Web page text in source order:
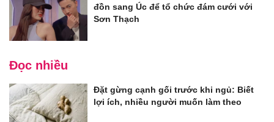
đồn sang Úc để tổ chức đám cưới với
Sơn Thạch
Đọc nhiều
Đặt gừng cạnh gối trước khi ngủ: Biết
lợi ích, nhiều người muốn làm theo